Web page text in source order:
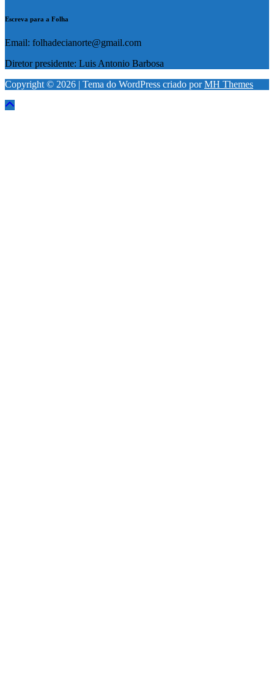
Escreva para a Folha
Email: folhadecianorte@gmail.com
Diretor presidente: Luis Antonio Barbosa
Copyright © 2026 | Tema do WordPress criado porMH Themes